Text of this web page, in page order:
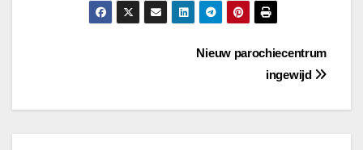
Nieuw parochiecentrum
ingewijd